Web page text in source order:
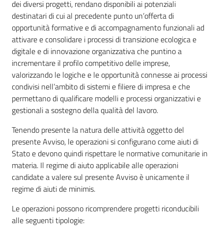
dei diversi progetti, rendano disponibili ai potenziali
destinatari di cui al precedente punto un’offerta di
opportunità formative e di accompagnamento funzionali ad
attivare e consolidare i processi di transizione ecologica e
digitale e di innovazione organizzativa che puntino a
incrementare il profilo competitivo delle imprese,
valorizzando le logiche e le opportunità connesse ai processi
condivisi nell’ambito di sistemi e filiere di impresa e che
permettano di qualificare modelli e processi organizzativi e
gestionali a sostegno della qualità del lavoro.
Tenendo presente la natura delle attività oggetto del
presente Avviso, le operazioni si configurano come aiuti di
Stato e devono quindi rispettare le normative comunitarie in
materia. Il regime di aiuto applicabile alle operazioni
candidate a valere sul presente Avviso è unicamente il
regime di aiuti de minimis.
Le operazioni possono ricomprendere progetti riconducibili
alle seguenti tipologie: